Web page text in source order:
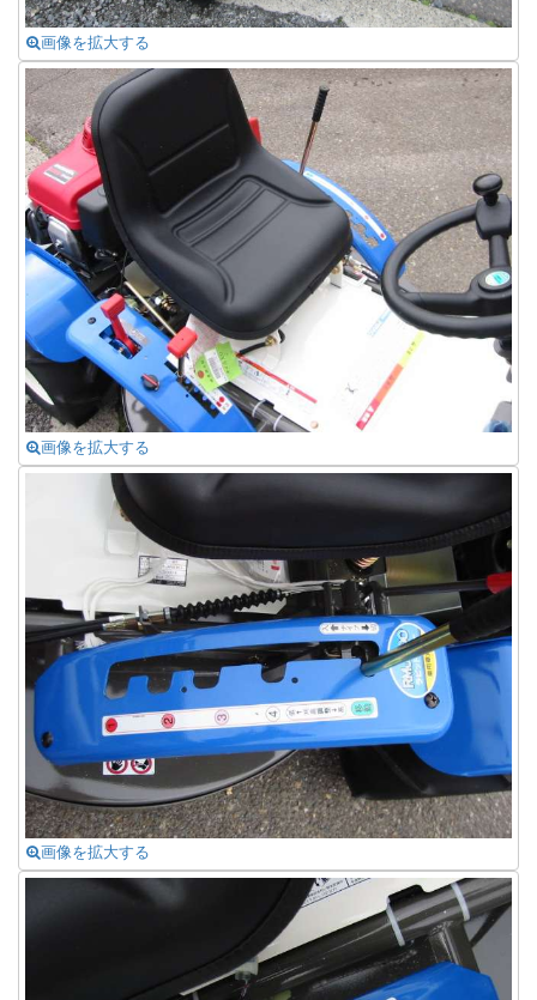
画像を拡大する
画像を拡大する
画像を拡大する